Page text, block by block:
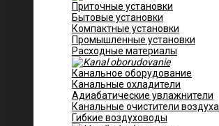
Приточные установки
Бытовые установки
Компактные установки
Промышленные установки
Расходные материалы
Канальное оборудование
Канальные охладители
Адиабатические увлажнители
Канальные очистители воздуха
Гибкие воздуховоды